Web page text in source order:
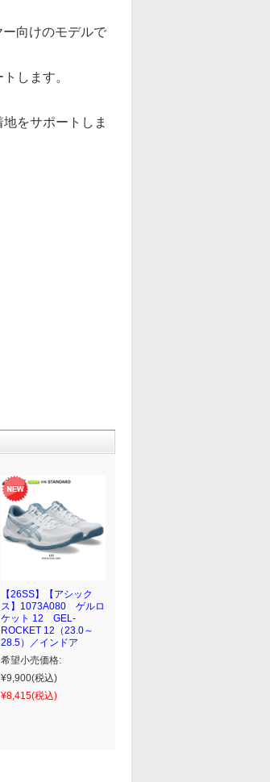
向けのモデルで
します。
をサポートしま
【26SS】【アシック
ス】1073A080 ゲルロ
ケット 12 GEL-
ROCKET 12（23.0～
28.5）／インドア
希望小売価格:
¥9,900(税込)
¥8,415(税込)